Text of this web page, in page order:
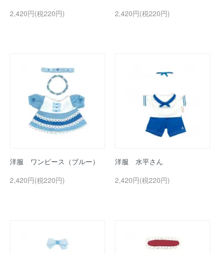
2,420円(税220円)
2,420円(税220円)
洋服 ワンピース（ブルー）
2,420円(税220円)
洋服 水平さん
2,420円(税220円)